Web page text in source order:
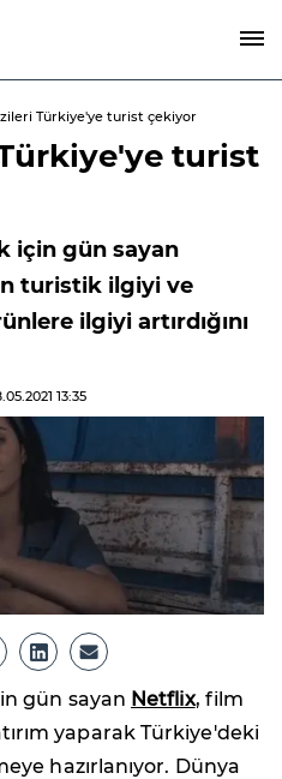
Türkiye'ye turist çekiyor
turist
için gün sayan
turistik ilgiyi ve
ilgiyi artırdığını
13:35
gün sayan Netflix, film
yaparak Türkiye'deki
hazırlanıyor. Dünya